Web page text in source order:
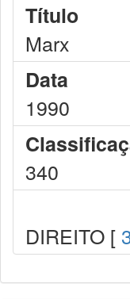
Título
Marx
Data
1990
340
DIREITO [